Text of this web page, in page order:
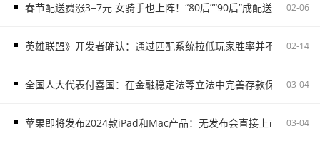
春节配送费涨3−7元 女骑手也上阵！“80后”“90后”成配送主力02-06
英雄联盟》开发者确认：通过匹配系统拉低玩家胜率并不存在02-14
全国人大代表付喜国：在金融稳定法等立法中完善存款保险制度
03-04
苹果即将发布2024款iPad和Mac产品：无发布会直接上市 03-04